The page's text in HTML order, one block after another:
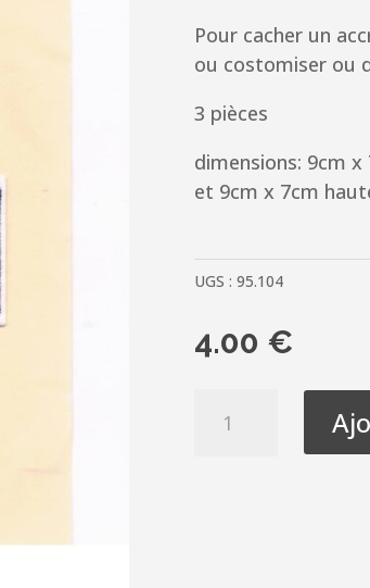
Pour cacher un
ou costomiser ou
3 pièces
dimensions: 9cm
et 9cm x 7cm
UGS : 95.104
4.00 €